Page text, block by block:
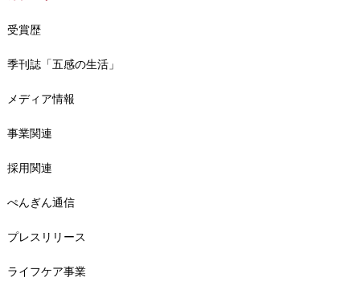
受賞歴
季刊誌「五感の生活」
メディア情報
事業関連
採用関連
ぺんぎん通信
プレスリリース
ライフケア事業